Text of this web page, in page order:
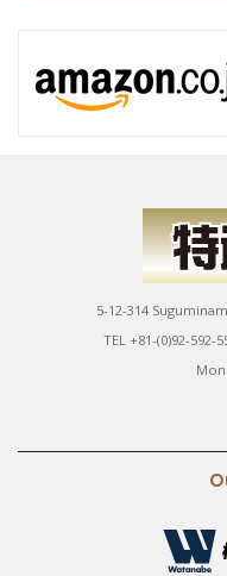
5-12-314
TEL +81-(0)92-